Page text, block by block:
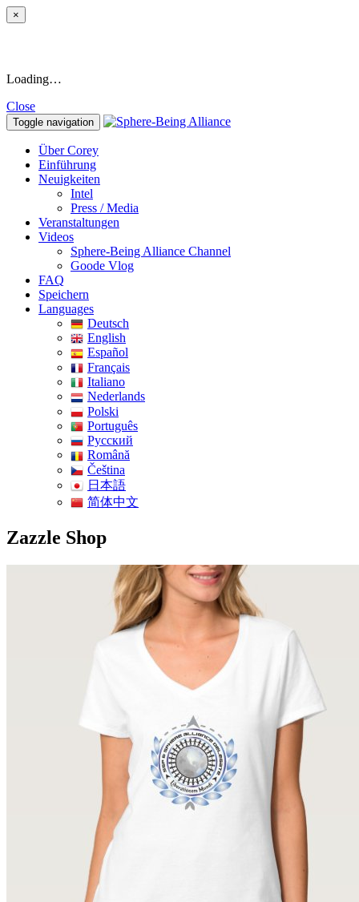
×
Loading…
Close
Toggle navigation
Über Corey
Einführung
Neuigkeiten
Intel
Press / Media
Veranstaltungen
Videos
Sphere-Being Alliance Channel
Goode Vlog
FAQ
Speichern
Languages
Deutsch
English
Español
Français
Italiano
Nederlands
Polski
Português
Pусский
Română
Čeština
日本語
简体中文
Zazzle Shop